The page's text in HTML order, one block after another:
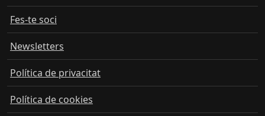
Fes-te soci
Newsletters
Política de privacitat
Política de cookies